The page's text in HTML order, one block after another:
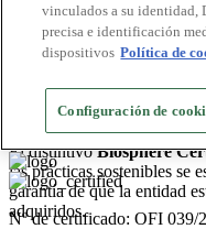
2026
Nº de certificado: OFI
El distintivoBiosphere
las prácticas sostenibles se
garantía de que la entidad
adquiridos.
Costa Barcelona>
Oficinas de Información
Oficina de
Nº de certificado: OFI 039/
vinculados a su identidad,
precisa e identificación
dispositivos Política de
Configuración de